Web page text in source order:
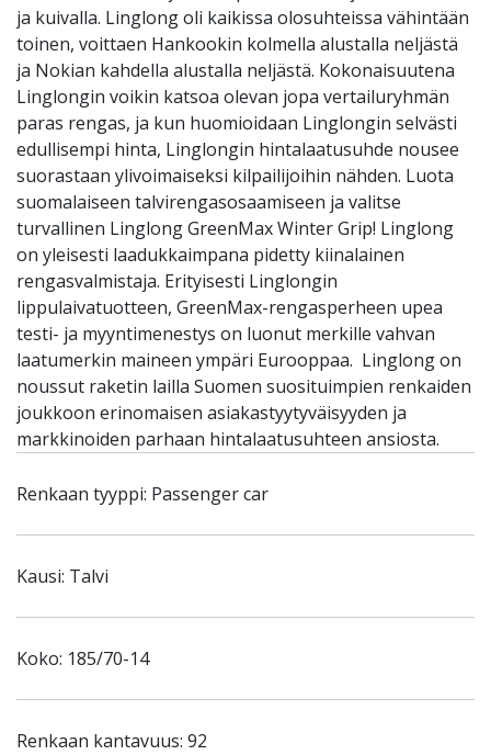
ja kuivalla. Linglong oli kaikissa olosuhteissa vähintään
toinen, voittaen Hankookin kolmella alustalla neljästä
ja Nokian kahdella alustalla neljästä. Kokonaisuutena
Linglongin voikin katsoa olevan jopa vertailuryhmän
paras rengas, ja kun huomioidaan Linglongin selvästi
edullisempi hinta, Linglongin hintalaatusuhde nousee
suorastaan ylivoimaiseksi kilpailijoihin nähden. Luota
suomalaiseen talvirengasosaamiseen ja valitse
turvallinen Linglong GreenMax Winter Grip! Linglong
on yleisesti laadukkaimpana pidetty kiinalainen
rengasvalmistaja. Erityisesti Linglongin
lippulaivatuotteen, GreenMax-rengasperheen upea
testi- ja myyntimenestys on luonut merkille vahvan
laatumerkin maineen ympäri Eurooppaa. Linglong on
noussut raketin lailla Suomen suosituimpien renkaiden
joukkoon erinomaisen asiakastyytyväisyyden ja
markkinoiden parhaan hintalaatusuhteen ansiosta.
Renkaan tyyppi: Passenger car
Kausi: Talvi
Koko: 185/70-14
Renkaan kantavuus: 92